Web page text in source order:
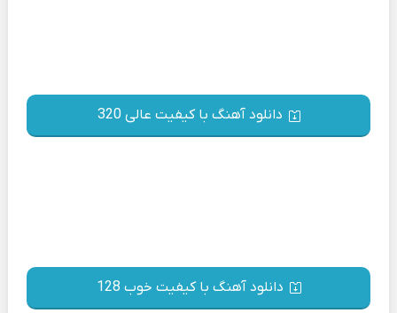
دانلود آهنگ با کیفیت عالی 320
دانلود آهنگ با کیفیت خوب 128